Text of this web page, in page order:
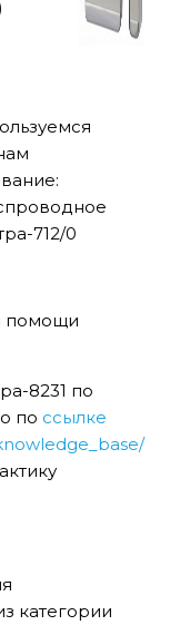
712/0
помощи
8231 по
по ссылке
категории